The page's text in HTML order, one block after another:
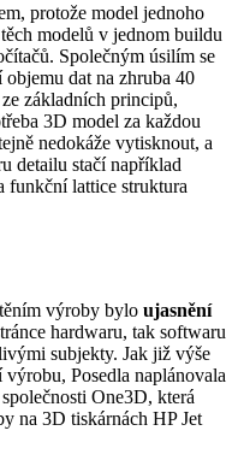
protože model jednoho
modelů v jednom buildu
Společným úsilím se
dat na zhruba 40
základních principů,
3D model za každou
nedokáže vytisknout, a
detailu stačí například
funkční lattice struktura
výroby bylo ujasnění
hardwaru, tak softwaru
subjekty. Jak již výše
Posedla naplánovala
One3D, která
na 3D tiskárnách HP Jet